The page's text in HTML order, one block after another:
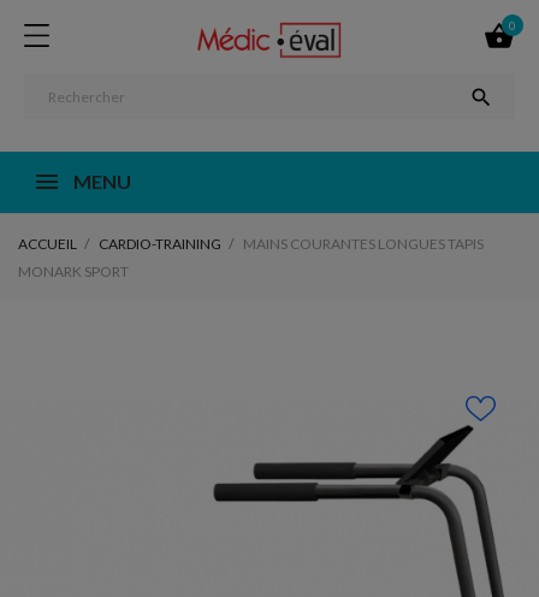

0

MENU
ACCUEIL CARDIO-TRAINING
MAINS COURANTES LONGUES TAPIS
MONARK SPORT